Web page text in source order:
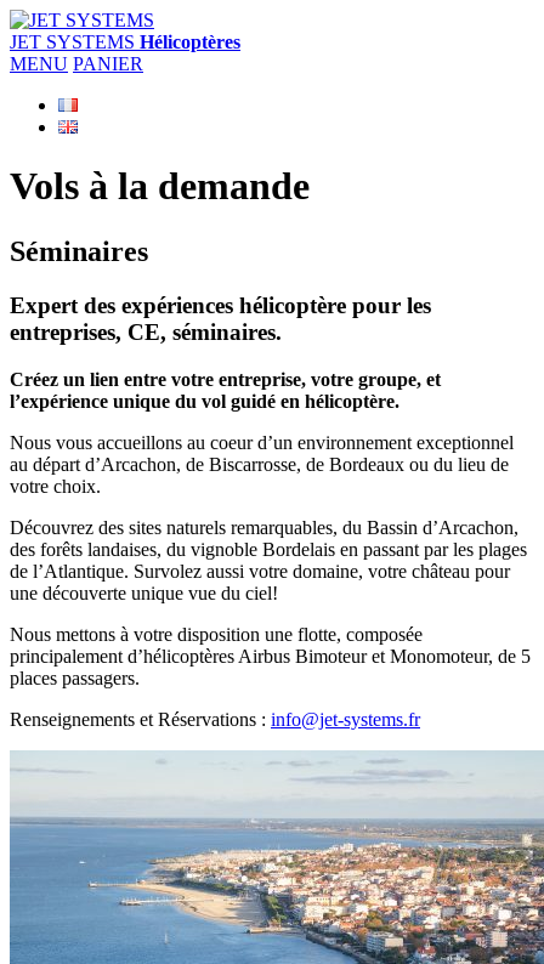
JET SYSTEMS Hélicoptères
MENU PANIER
Vols à la demande
Séminaires
Expert des expériences hélicoptère pour les
entreprises, CE, séminaires.
Créez un lien entre votre entreprise, votre groupe, et
l’expérience unique du vol guidé en hélicoptère.
Nous vous accueillons au coeur d’un environnement exceptionnel
au départ d’Arcachon, de Biscarrosse, de Bordeaux ou du lieu de
votre choix.
Découvrez des sites naturels remarquables, du Bassin d’Arcachon,
des forêts landaises, du vignoble Bordelais en passant par les plages
de l’Atlantique. Survolez aussi votre domaine, votre château pour
une découverte unique vue du ciel!
Nous mettons à votre disposition une flotte, composée
principalement d’hélicoptères Airbus Bimoteur et Monomoteur, de 5
places passagers.
Renseignements et Réservations : info@jet-systems.fr